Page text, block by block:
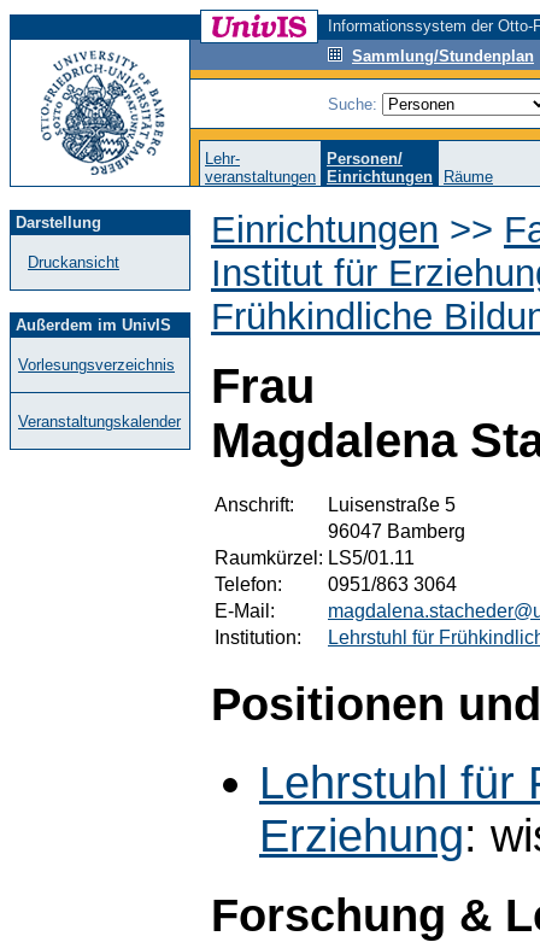
Informationssystem der
Sammlung/Stundenplan
Suche:
Lehr-
veranstaltungen
Personen/
Einrichtungen
Räume
Darstellung
Druckansicht
Außerdem im UnivIS
Vorlesungsverzeichnis
Veranstaltungskalender
Einrichtungen >>
Institut für
Frühkindliche
Frau
Magdalena
Anschrift:
Luisenstraße 5
96047 Bamberg
Raumkürzel: LS5/01.11
Telefon:
0951/863 3064
E-Mail:
Institution:
Lehrstuhl für
Positionen
Lehrstuhl für
Erziehung:
Forschung &